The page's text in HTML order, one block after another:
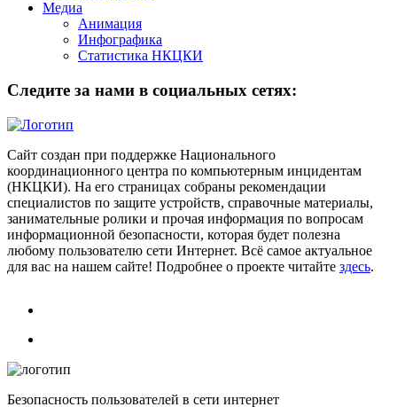
Медиа
Анимация
Инфографика
Статистика НКЦКИ
Следите за нами в социальных сетях:
Сайт создан при поддержке Национального
координационного центра по компьютерным инцидентам
(НКЦКИ). На его страницах собраны рекомендации
специалистов по защите устройств, справочные материалы,
занимательные ролики и прочая информация по вопросам
информационной безопасности, которая будет полезна
любому пользователю сети Интернет. Всё самое актуальное
для вас на нашем сайте! Подробнее о проекте читайте здесь.
Безопасность пользователей в сети интернет